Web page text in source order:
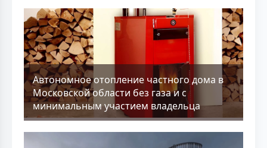
Aвтономное отопление частного дома в
Московской области без газа и с
минимальным участием владельца